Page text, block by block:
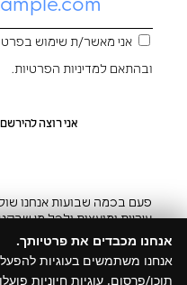
אני מאשר/ת שימוש
ובהתאם למדיניות הפרטיות.
פעם בכמה שבועות אנחנו
עיריות ומועצות ולכל מי
אנחנו מכבדים את פרטיותך.
אנחנו משתמשים בעוגיות
תוכן/פרסום. עוגיות חיוניות